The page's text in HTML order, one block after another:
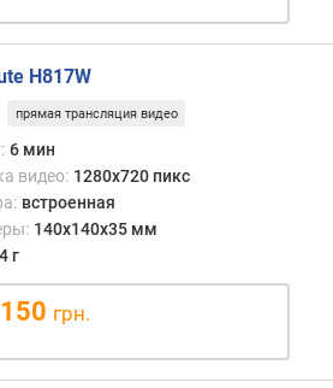
H817W
прямая трансляция видео
6 мин
видео: 1280x720 пикс
встроенная
140х140х35 мм
г
грн.